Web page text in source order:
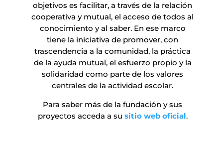
objetivos es facilitar, a través de la relación
cooperativa y mutual, el acceso de todos al
conocimiento y al saber. En ese marco
tiene la iniciativa de promover, con
trascendencia a la comunidad, la práctica
de la ayuda mutual, el esfuerzo propio y la
solidaridad como parte de los valores
centrales de la actividad escolar.
Para saber más de la fundación y sus
proyectos acceda a su sitio web oficial.